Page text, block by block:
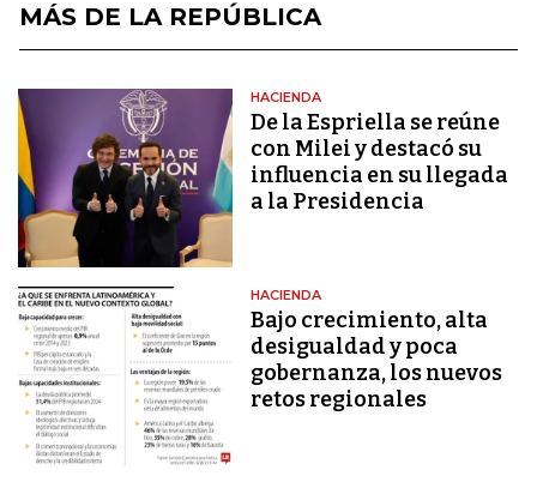
MÁS DE LA REPÚBLICA
HACIENDA
De la Espriella se reúne
con Milei y destacó su
influencia en su llegada
a la Presidencia
HACIENDA
Bajo crecimiento, alta
desigualdad y poca
gobernanza, los nuevos
retos regionales